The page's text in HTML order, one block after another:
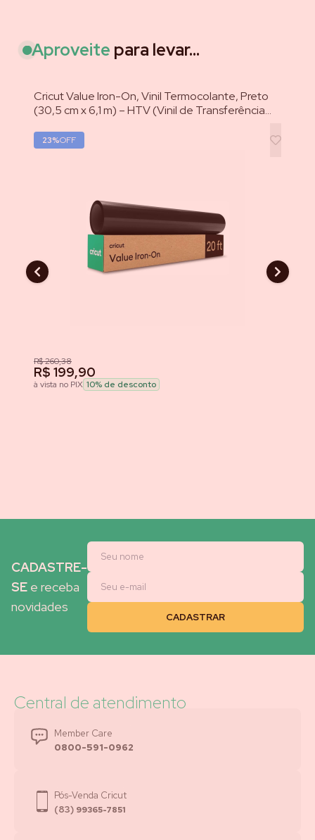
Aproveite para levar...
Cricut Value Iron-On, Vinil Termocolante, Preto
(30,5 cm x 6,1 m) – HTV (Vinil de Transferência
23%OFF
R$ 260,38
R$ 199,90
à vista no PIX 10% de desconto
CADASTRE-
SE e receba
novidades
Central de atendimento
Member Care
0800-591-0962
Pós-Venda Cricut
(83) 99365-7851